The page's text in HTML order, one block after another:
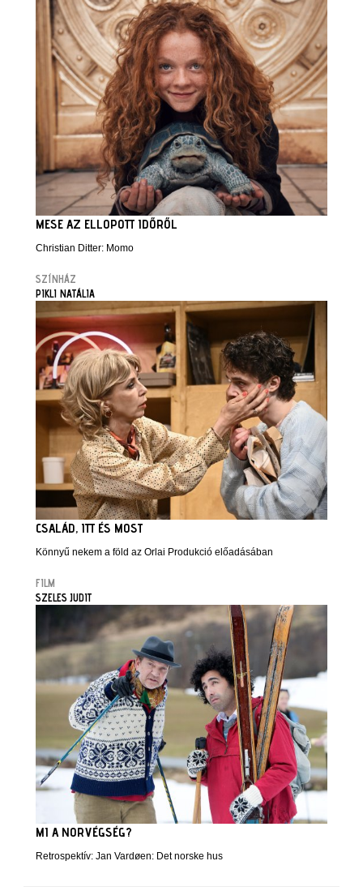
MESE AZ ELLOPOTT IDŐRŐL
Christian Ditter: Momo
SZÍNHÁZ
PIKLI NATÁLIA
CSALÁD, ITT ÉS MOST
Könnyű nekem a föld az Orlai Produkció előadásában
FILM
SZELES JUDIT
MI A NORVÉGSÉG?
Retrospektív: Jan Vardøen: Det norske hus